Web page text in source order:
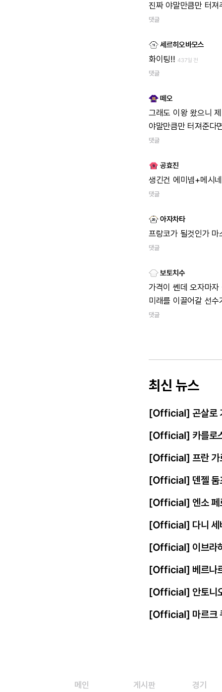
진짜 야말만큼만 터
댓글
세르히오바모스
화이팅!! 437일 전
댓글
떼오
그래도 이왕 왔으니
야말만큼만 터져준다
댓글
공효진
생긴건 에미넴+메시
댓글
아자차타
프랑코가 될것인가
댓글
보토치수
가격이 쎈데 오자마
미래를 이끌어갈 선
댓글
최신 뉴스
[Official] 곤살로
[Official] 카를로
[Official] 프란 가
[Official] 덴젤 둠
[Official] 엔소 페
[Official] 다니 세
[Official] 이브라
[Official] 베르나
[Official] 안토니
[Official] 마르크
메인 게시판 경기